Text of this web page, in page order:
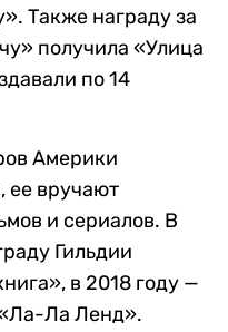
Также награду за
получила «Улица
по 14
Америки
ее вручают
и сериалов. В
Гильдии
в 2018 году —
Ла Ленд».